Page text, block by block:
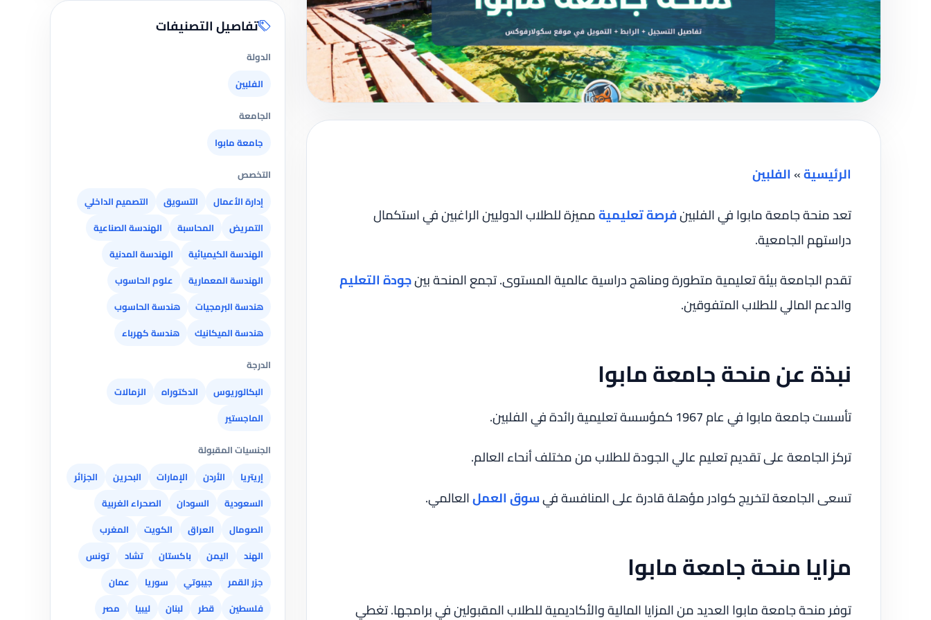
الرئيسية»الفلبين
تعد منحة جامعة مابوا في الفلبينفرصة تعليميةمميزة للطلاب الدوليين الراغبين في استكمال
دراستهم الجامعية.
تقدم الجامعة بيئة تعليمية متطورة ومناهج دراسية عالمية المستوى. تجمع المنحة بينجودة التعليم
والدعم المالي للطلاب المتفوقين.
نبذة عن منحة جامعة مابوا
تأسست جامعة مابوا في عام 1967 كمؤسسة تعليمية رائدة في الفلبين.
تركز الجامعة على تقديم تعليم عالي الجودة للطلاب من مختلف أنحاء العالم.
تسعى الجامعة لتخريج كوادر مؤهلة قادرة على المنافسة فيسوق العملالعالمي.
مزايا منحة جامعة مابوا
توفر منحة جامعة مابوا العديد من المزايا المالية والأكاديمية للطلاب المقبولين في برامجها. تغطي
تفاصيل التصنيفات
الدولة
الفلبين
الجامعة
جامعة مابوا
التخصص
إدارة الأعمال
التسويق
التصميم الداخلي
التمريض
المحاسبة
الهندسة الصناعية
الهندسة الكيميائية
الهندسة المدنية
الهندسة المعمارية
علوم الحاسوب
هندسة البرمجيات
هندسة الحاسوب
هندسة الميكانيك
هندسة كهرباء
الدرجة
البكالوريوس
الدكتوراه
الزمالات
الماجستير
الجنسيات المقبولة
إريتريا
الأردن الإمارات البحرين
الجزائر
السعودية
السودان
الصحراء الغربية
الصومال
العراق الكويت
المغرب
الهند
اليمن باكستان تشاد
تونس
جزر القمر
جيبوتي سوريا
عمان
فلسطين
قطر لبنان ليبيا
مصر